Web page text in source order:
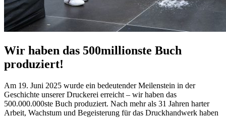
Wir haben das 500millionste Buch
produziert!
Am 19. Juni 2025 wurde ein bedeutender Meilenstein in der
Geschichte unserer Druckerei erreicht – wir haben das
500.000.000ste Buch produziert. Nach mehr als 31 Jahren harter
Arbeit, Wachstum und Begeisterung für das Druckhandwerk haben